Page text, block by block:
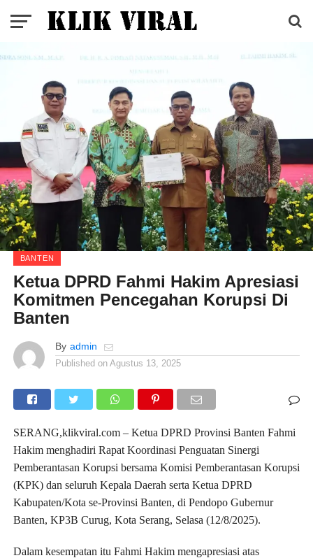
BANTEN
Ketua DPRD Fahmi Hakim Apresiasi
Komitmen Pencegahan Korupsi Di
Banten
By admin
Published on Agustus 13, 2025
SERANG,klikviral.com – Ketua DPRD Provinsi Banten Fahmi
Hakim menghadiri Rapat Koordinasi Penguatan Sinergi
Pemberantasan Korupsi bersama Komisi Pemberantasan Korupsi
(KPK) dan seluruh Kepala Daerah serta Ketua DPRD
Kabupaten/Kota se-Provinsi Banten, di Pendopo Gubernur
Banten, KP3B Curug, Kota Serang, Selasa (12/8/2025).
Dalam kesempatan itu Fahmi Hakim mengapresiasi atas